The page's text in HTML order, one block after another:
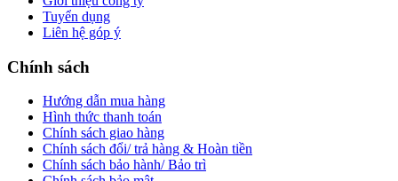
Tuyển dụng
Liên hệ góp ý
Chính sách
Hướng dẫn mua hàng
Hình thức thanh toán
Chính sách giao hàng
Chính sách đổi/ trả hàng & Hoàn tiền
Chính sách bảo hành/ Bảo trì